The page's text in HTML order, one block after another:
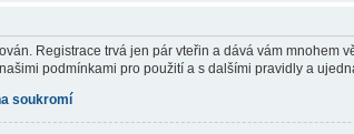
Registrace trvá jen pár vteřin a dává vám
podmínkami pro použití a s dalšími pravidly a
soukromí